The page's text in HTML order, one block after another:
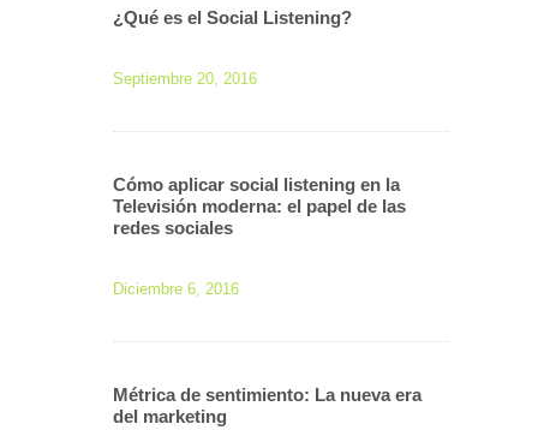
¿Qué es el Social Listening?
Septiembre 20, 2016
Cómo aplicar social listening en la
Televisión moderna: el papel de las
redes sociales
Diciembre 6, 2016
Métrica de sentimiento: La nueva era
del marketing